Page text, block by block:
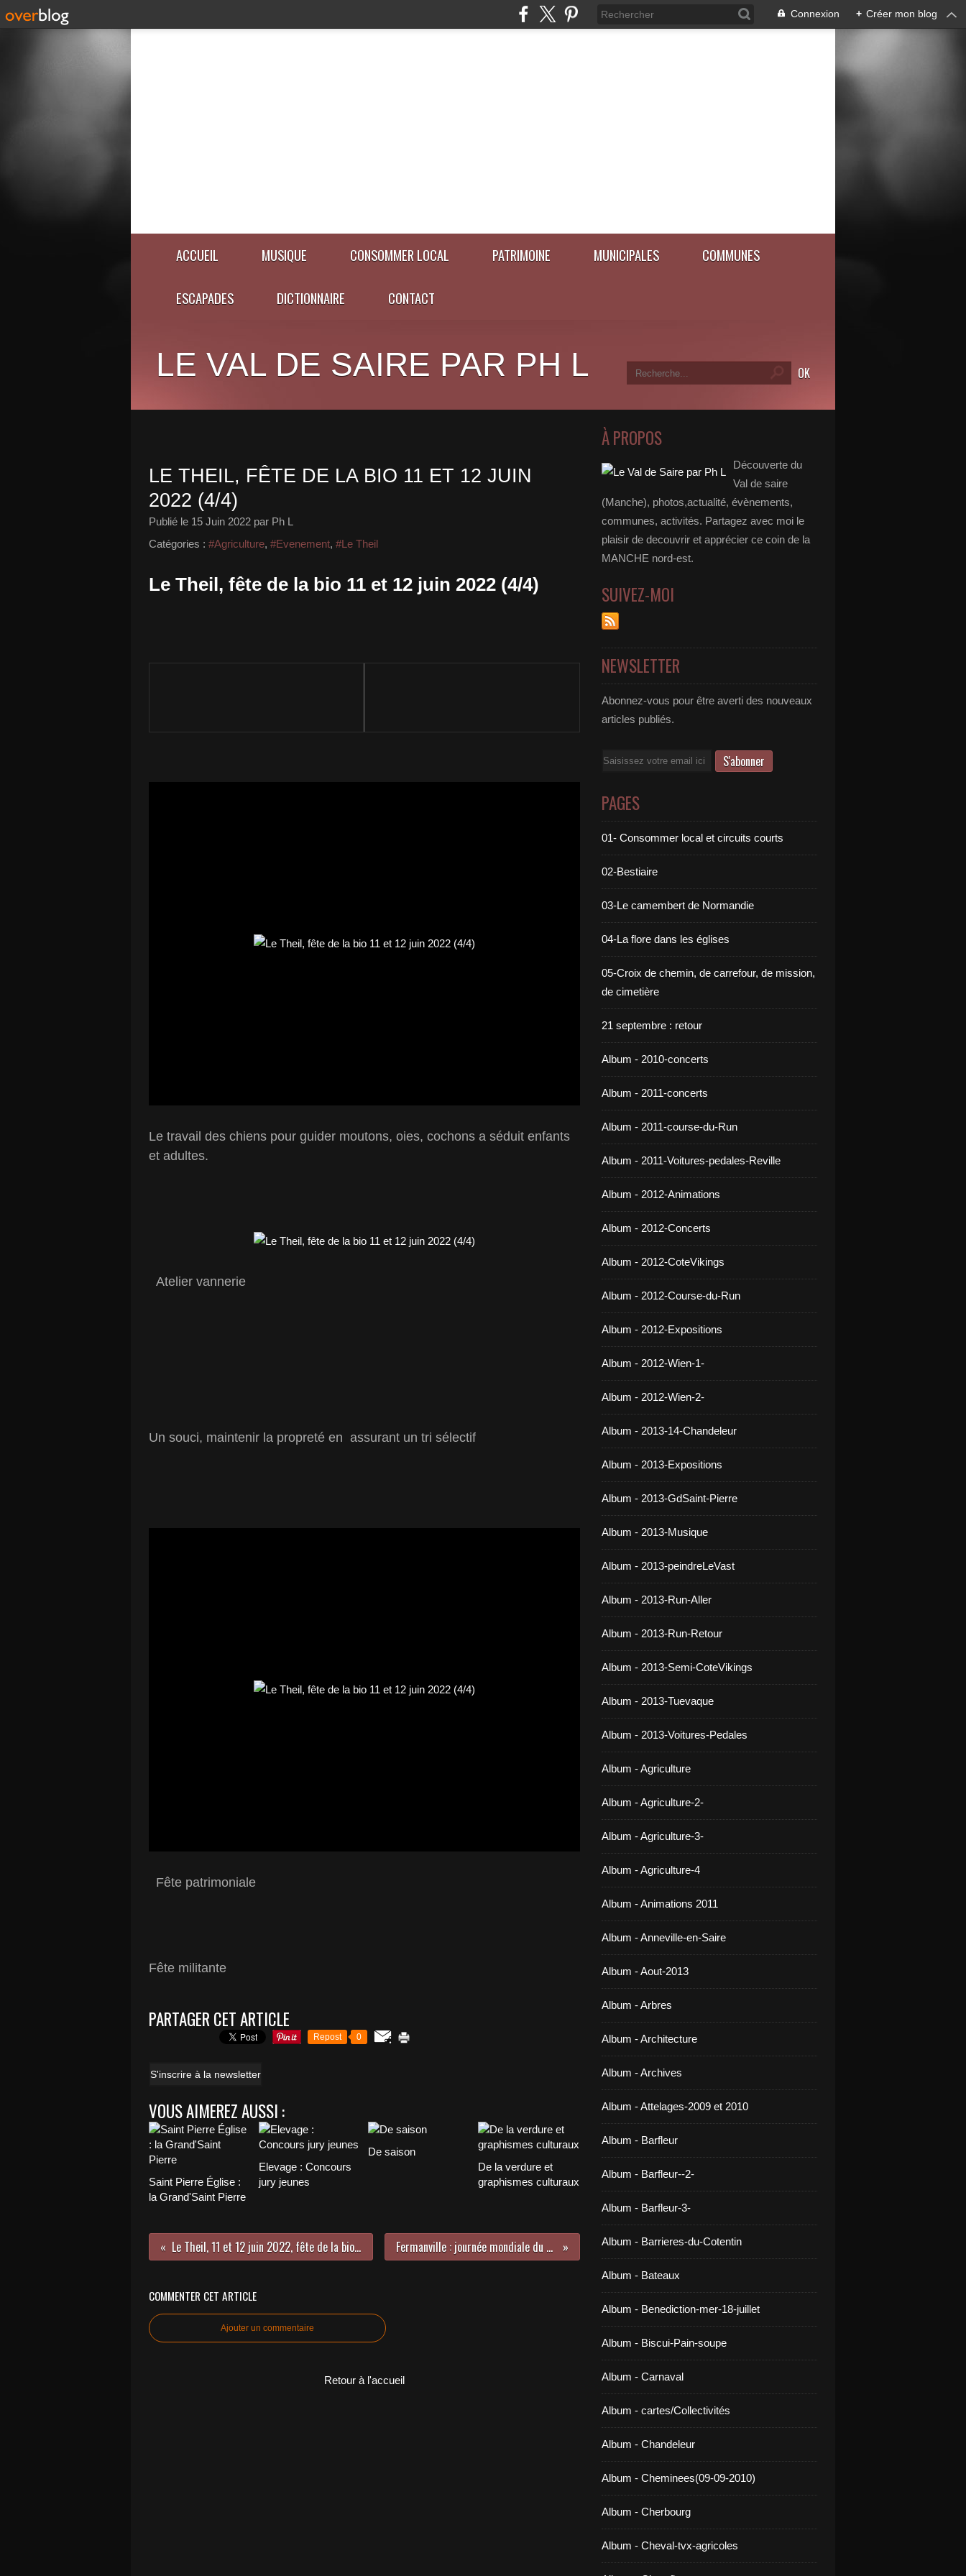
Connexion + Créer mon blog
ACCUEIL MUSIQUE CONSOMMER LOCAL PATRIMOINE MUNICIPALES COMMUNES
ESCAPADES DICTIONNAIRE CONTACT
LE VAL DE SAIRE PAR PH L
LE THEIL, FÊTE DE LA BIO 11 ET 12 JUIN
2022 (4/4)
Publié le 15 Juin 2022 par Ph L
Catégories : #Agriculture, #Evenement, #Le Theil
Le Theil, fête de la bio 11 et 12 juin 2022 (4/4)
Le travail des chiens pour guider moutons, oies, cochons a séduit enfants
et adultes.
Atelier vannerie
Un souci, maintenir la propreté en assurant un tri sélectif
Fête patrimoniale
Fête militante
PARTAGER CET ARTICLE
Repost 0
S'inscrire à la newsletter
VOUS AIMEREZ AUSSI :
Saint Pierre Église :
la Grand'Saint Pierre
Elevage : Concours
jury jeunes
De saison
De la verdure et
graphismes culturaux
Le Theil, 11 et 12 juin 2022, fête de la bio (3/X) Fermanville : journée mondiale du tricot
COMMENTER CET ARTICLE
Ajouter un commentaire
Retour à l'accueil
À PROPOS
Découverte du
Val de saire
(Manche), photos,actualité, évènements,
communes, activités. Partagez avec moi le
plaisir de decouvrir et apprécier ce coin de la
MANCHE nord-est.
SUIVEZ-MOI
NEWSLETTER
Abonnez-vous pour être averti des nouveaux
articles publiés.
Email
PAGES
01- Consommer local et circuits courts
02-Bestiaire
03-Le camembert de Normandie
04-La flore dans les églises
05-Croix de chemin, de carrefour, de mission,
de cimetière
21 septembre : retour
Album - 2010-concerts
Album - 2011-concerts
Album - 2011-course-du-Run
Album - 2011-Voitures-pedales-Reville
Album - 2012-Animations
Album - 2012-Concerts
Album - 2012-CoteVikings
Album - 2012-Course-du-Run
Album - 2012-Expositions
Album - 2012-Wien-1-
Album - 2012-Wien-2-
Album - 2013-14-Chandeleur
Album - 2013-Expositions
Album - 2013-GdSaint-Pierre
Album - 2013-Musique
Album - 2013-peindreLeVast
Album - 2013-Run-Aller
Album - 2013-Run-Retour
Album - 2013-Semi-CoteVikings
Album - 2013-Tuevaque
Album - 2013-Voitures-Pedales
Album - Agriculture
Album - Agriculture-2-
Album - Agriculture-3-
Album - Agriculture-4
Album - Animations 2011
Album - Anneville-en-Saire
Album - Aout-2013
Album - Arbres
Album - Architecture
Album - Archives
Album - Attelages-2009 et 2010
Album - Barfleur
Album - Barfleur--2-
Album - Barfleur-3-
Album - Barrieres-du-Cotentin
Album - Bateaux
Album - Benediction-mer-18-juillet
Album - Biscui-Pain-soupe
Album - Carnaval
Album - cartes/Collectivités
Album - Chandeleur
Album - Cheminees(09-09-2010)
Album - Cherbourg
Album - Cheval-tvx-agricoles